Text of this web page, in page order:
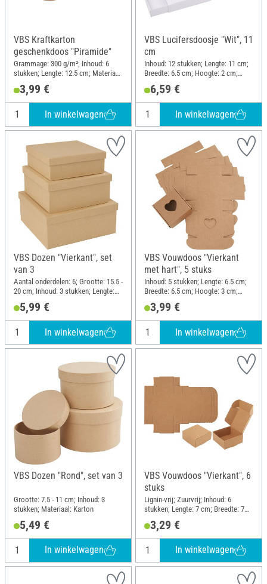
VBS Kraftkarton
geschenkdoos "Piramide"
Grammage: 300 g/m²; Inhoud: 6
stukken; Lengte: 12.5 cm; Materiaal:
3,99 €
In winkelwagen
VBS Lucifersdoosje "Wit", 11
cm
Inhoud: 12 stukken; Lengte: 11 cm;
Breedte: 6.5 cm; Hoogte: 2 cm;
6,59 €
In winkelwagen
VBS Dozen "Vierkant", set
van 3
Aantal onderdelen: 6; Grootte: 15.5 -
20 cm; Inhoud: 3 stukken; Lengte:
cm; Materiaal: Karton
5,99 €
In winkelwagen
VBS Vouwdoos "Vierkant
met hart", 5 stuks
Inhoud: 5 stukken; Lengte: 6.5 cm;
Breedte: 6.5 cm; Hoogte: 3 cm;
3,99 €
In winkelwagen
VBS Dozen "Rond", set van 3
Grootte: 7.5 - 11 cm; Inhoud: 3
stukken; Materiaal: Karton
5,49 €
In winkelwagen
VBS Vouwdoos "Vierkant", 6
stuks
Lignin-vrij; Zuurvrij; Inhoud: 6
stukken; Lengte: 7 cm; Breedte: 7
3,29 €
In winkelwagen